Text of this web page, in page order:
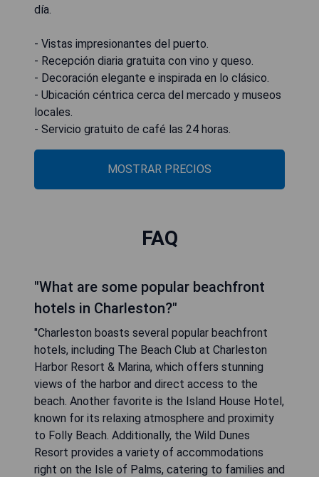
día.
- Vistas impresionantes del puerto.
- Recepción diaria gratuita con vino y queso.
- Decoración elegante e inspirada en lo clásico.
- Ubicación céntrica cerca del mercado y museos
locales.
- Servicio gratuito de café las 24 horas.
MOSTRAR PRECIOS
FAQ
"What are some popular beachfront
hotels in Charleston?"
"Charleston boasts several popular beachfront
hotels, including The Beach Club at Charleston
Harbor Resort & Marina, which offers stunning
views of the harbor and direct access to the
beach. Another favorite is the Island House Hotel,
known for its relaxing atmosphere and proximity
to Folly Beach. Additionally, the Wild Dunes
Resort provides a variety of accommodations
right on the Isle of Palms, catering to families and